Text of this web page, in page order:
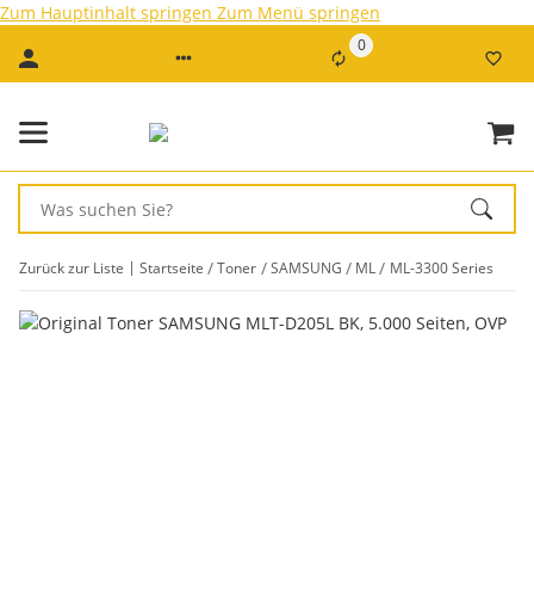
Zum Hauptinhalt springen Zum Menü springen
0
Zurück zur Liste Startseite Toner SAMSUNG ML ML-3300 Series